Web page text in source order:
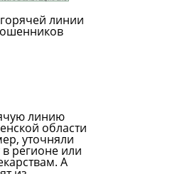
линии
линию
области
уточняли
в регионе или
А